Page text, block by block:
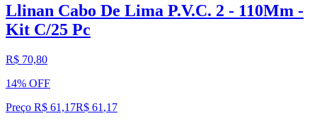
Llinan Cabo De Lima P.V.C. 2 - 110Mm -
Kit C/25 Pc
R$ 70,80
14% OFF
Preço R$ 61,17R$ 61 ,17